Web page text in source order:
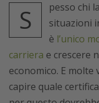
S
pesso chi
situazioni
è l’unico
carriera e crescere
economico. E
capire quale